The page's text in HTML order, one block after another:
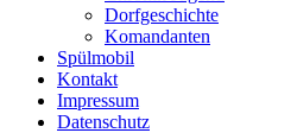
Dorfgeschichte
Komandanten
Spülmobil
Kontakt
Impressum
Datenschutz